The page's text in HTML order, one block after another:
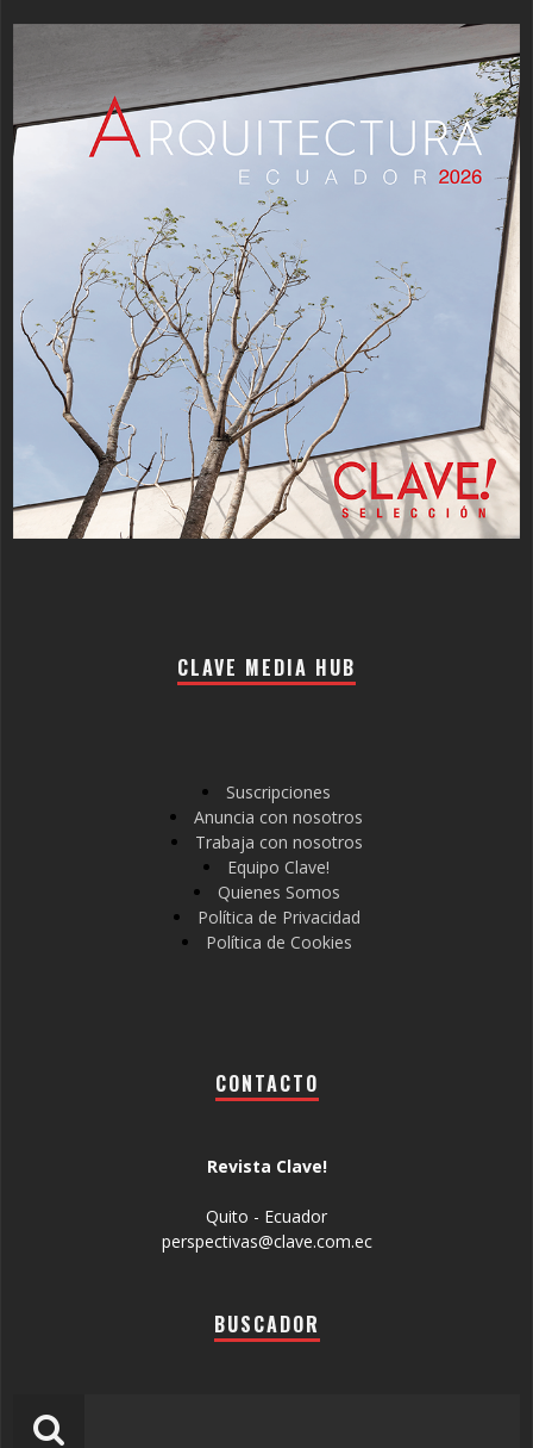
CLAVE MEDIA HUB
Suscripciones
Anuncia con nosotros
Trabaja con nosotros
Equipo Clave!
Quienes Somos
Política de Privacidad
Política de Cookies
CONTACTO
Revista Clave!
Quito - Ecuador
perspectivas@clave.com.ec
BUSCADOR